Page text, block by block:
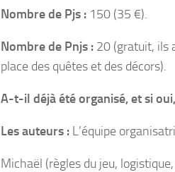
Nombre de Pjs : 150 (35 €).
Nombre de Pnjs : 20 (gratuit, ils
place des quêtes et des décors).
A-t-il déjà été organisé, et si
Les auteurs : L’équipe
Michaël (règles du jeu,